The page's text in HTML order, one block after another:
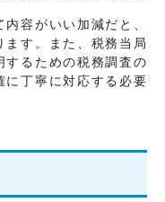
容がいい加減だと、
す。また、税務当局
するための税務調査の
に丁寧に対応する必要